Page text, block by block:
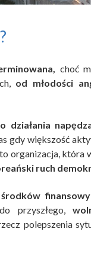
choć
od młodości
działania
gdy większość
organizacja, która
ruch
przyszłego,
polepszenia